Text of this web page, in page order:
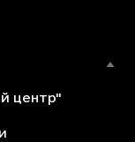
центр"